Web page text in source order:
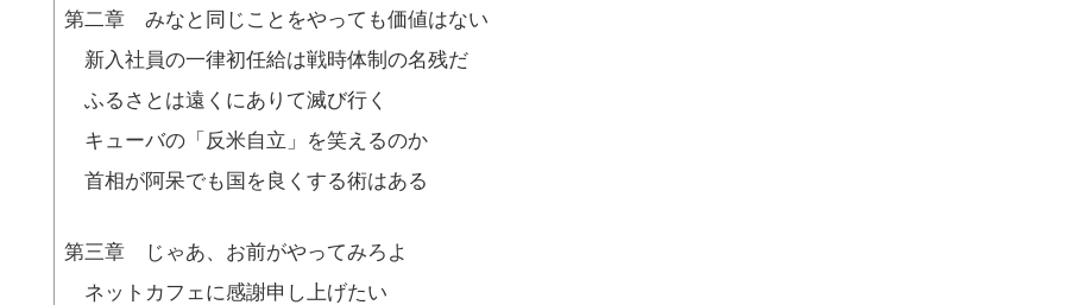
第二章 みなと同じことをやっても価値はない
新入社員の一律初任給は戦時体制の名残だ
ふるさとは遠くにありて滅び行く
キューバの「反米自立」を笑えるのか
首相が阿呆でも国を良くする術はある
第三章 じゃあ、お前がやってみろよ
ネットカフェに感謝申し上げたい